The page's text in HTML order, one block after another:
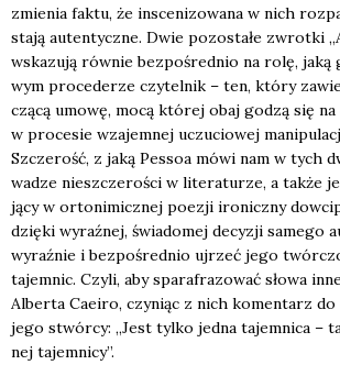
zmie­nia fak­tu, że insce­ni­zo­wa­na w nich
sta­ją auten­tycz­ne. Dwie pozo­sta­łe zwrot­ki
wska­zu­ją rów­nie bez­po­śred­nio na rolę,
wym pro­ce­de­rze czy­tel­nik – ten, któ­ry
czą­cą umo­wę, mocą któ­rej obaj godzą się
w pro­ce­sie wza­jem­nej uczu­cio­wej
Szcze­rość, z jaką Pes­soa mówi nam w tych
wadze nie­szcze­ro­ści w lite­ra­tu­rze, a tak­że
ją­cy w orto­ni­micz­nej poezji iro­nicz­ny
dzię­ki wyraź­nej, świa­do­mej decy­zji same­go
wyraź­nie i bez­po­śred­nio ujrzeć jego
tajem­nic. Czy­li, aby spa­ra­fra­zo­wać sło­wa
Alber­ta Caeiro, czy­niąc z nich komen­tarz do
jego stwór­cy: „Jest tyl­ko jed­na tajem­ni­ca –
nej tajem­ni­cy”.